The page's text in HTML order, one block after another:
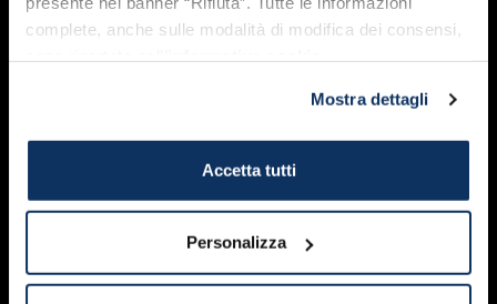
complete, anche sulle modalità di modifica dei consensi,
Mostra dettagli
Accetta tutti
Personalizza